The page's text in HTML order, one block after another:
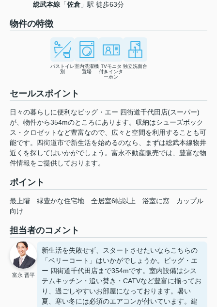
総武本線 「佐倉 」駅 徒歩63分
物件の特徴
バストイレ
別
室内洗濯機
置場
TVモニタ
付きインタ
ーホン
独立洗面台
セールスポイント
日々の暮らしに便利なビッグ・エー 四街道千代田店(スーパー)
が、物件から354mのところにあります。収納はシューズボック
ス・クロゼットなど豊富なので、広々と空間を利用することも可
能です。四街道市で新生活を始めるのなら、まずは総武本線物井
近くを探してはいかがでしょう。富永不動産販売では、豊富な物
件情報をご提供しております。
ポイント
最上階 緑豊かな住宅地 全居室6帖以上 浴室に窓
カップル
向け
担当者のコメント
富永 晋平
新生活を失敗せず、スタートさせたいならこちらの
「ベリーコート」はいかがでしょうか。ビッグ・エ
ー 四街道千代田店まで354mです。室内設備はシス
テムキッチン・追い焚き・CATVなど豊富に揃ってお
り、過ごしやすいお部屋になっております。暑い
夏、寒い冬には必須のエアコンが付いています。建